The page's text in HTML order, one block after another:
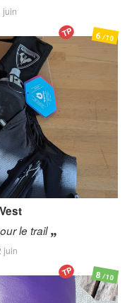
juin
le trail
juin
6/10
TP
8/10
TP